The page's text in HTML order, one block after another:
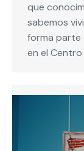
que
sabemos
forma parte
en el